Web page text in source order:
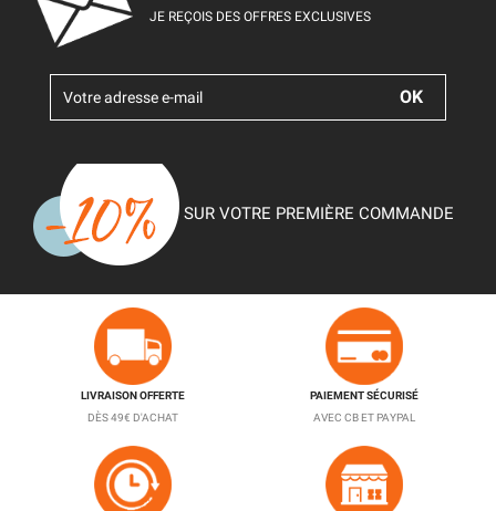
JE REÇOIS DES OFFRES EXCLUSIVES
SUR VOTRE PREMIÈRE COMMANDE
LIVRAISON OFFERTE
DÈS 49€ D'ACHAT
PAIEMENT SÉCURISÉ
AVEC CB ET PAYPAL